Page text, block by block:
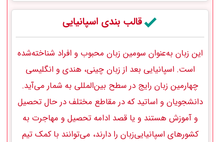
قالب بندی اسپانیایی
این زبان به‌عنوان سومین زبان محبوب و افراد شناخته‌شده
است. اسپانیایی بعد از زبان چینی، هندی و انگلیسی
چهارمین زبان رایج در سطح بین‌المللی به شمار می‌آید.
دانشجویان و اساتید که در مقاطع مختلف در حال تحصیل
و آموزش هستند و یا قصد ادامه تحصیل و مهاجرت به
کشورهای اسپانیایی‌زبان را دارند، می‌توانند با کمک تیم